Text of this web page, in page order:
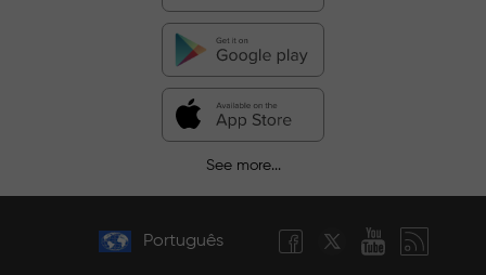
See more...
Português